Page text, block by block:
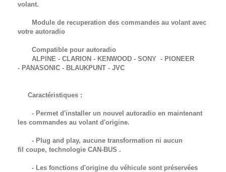
volant.
Module de recuperation des commandes au volant avec
votre autoradio
Compatible pour autoradio
ALPINE - CLARION - KENWOOD - SONY - PIONEER
- PANASONIC - BLAUKPUNT - JVC
Caractéristiques :
- Permet d'installer un nouvel autoradio en maintenant
les commandes au volant d'origine.
- Plug and play, aucune transformation ni aucun
fil coupe, technologie CAN-BUS .
- Les fonctions d'origine du véhicule sont préservées